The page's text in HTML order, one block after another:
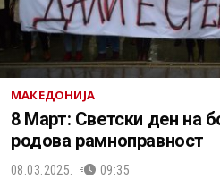
МАКЕДОНИЈА
8 Март: Светски ден на
родова рамноправност
08.03.2025. 09:35